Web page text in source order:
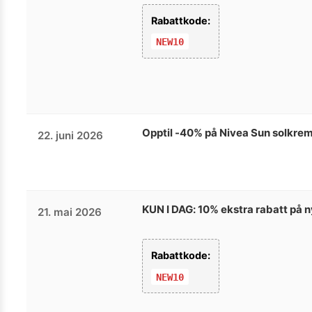
Rabattkode:
NEW10
22. juni 2026 Opptil -40% på Nivea Sun solkrem
21. mai 2026 KUN I DAG: 10% ekstra rabatt på
Rabattkode:
NEW10